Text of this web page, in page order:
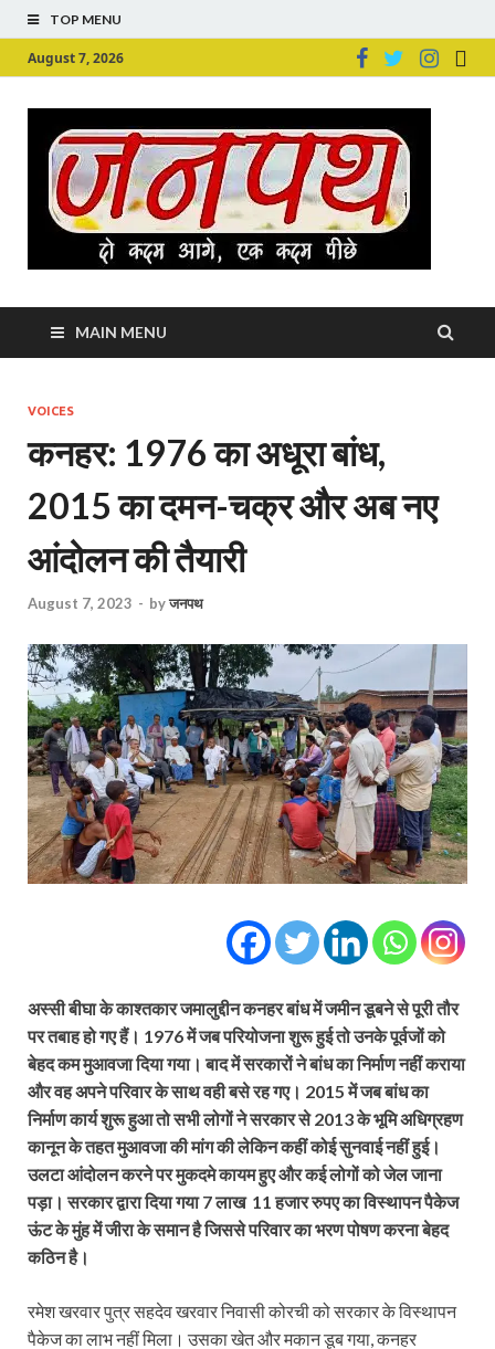
TOP MENU
August 7, 2026
MAIN MENU
VOICES
कनहर: 1976 का अधूरा बांध,
2015 का दमन-चक्र और अब नए
आंदोलन की तैयारी
August 7, 2023 - byजनपथ
अस्सी बीघा के काश्तकार जमालुद्दीन कनहर बांध में जमीन डूबने से पूरी तौर
पर तबाह हो गए हैं। 1976 में जब परियोजना शुरू हुई तो उनके पूर्वजों को
बेहद कम मुआवजा दिया गया। बाद में सरकारों ने बांध का निर्माण नहीं कराया
और वह अपने परिवार के साथ वही बसे रह गए। 2015 में जब बांध का
निर्माण कार्य शुरू हुआ तो सभी लोगों ने सरकार से 2013 के भूमि अधिग्रहण
कानून के तहत मुआवजा की मांग की लेकिन कहीं कोई सुनवाई नहीं हुई।
उलटा आंदोलन करने पर मुकदमे कायम हुए और कई लोगों को जेल जाना
पड़ा। सरकार द्वारा दिया गया 7 लाख 11 हजार रुपए का विस्थापन पैकेज
ऊंट के मुंह में जीरा के समान है जिससे परिवार का भरण पोषण करना बेहद
कठिन है।
रमेश खरवार पुत्र सहदेव खरवार निवासी कोरची को सरकार के विस्थापन
पैकेज का लाभ नहीं मिला। उसका खेत और मकान डूब गया, कनहर